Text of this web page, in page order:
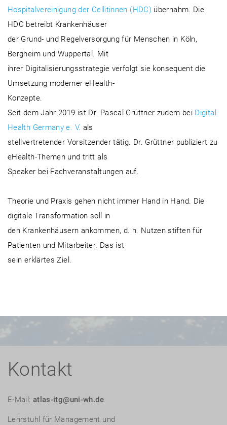
Hospitalvereinigung der Cellitinnen (HDC) übernahm. Die
HDC betreibt Krankenhäuser
der Grund- und Regelversorgung für Menschen in Köln,
Bergheim und Wuppertal. Mit
ihrer Digitalisierungsstrategie verfolgt sie konsequent die
Umsetzung moderner eHealth-
Konzepte.
Seit dem Jahr 2019 ist Dr. Pascal Grüttner zudem bei Digital
Health Germany e. V. als
stellvertretender Vorsitzender tätig. Dr. Grüttner publiziert zu
eHealth-Themen und tritt als
Speaker bei Fachveranstaltungen auf.
Theorie und Praxis gehen nicht immer Hand in Hand. Die
digitale Transformation soll in
den Krankenhäusern ankommen, d. h. Nutzen stiften für
Patienten und Mitarbeiter. Das ist
sein erklärtes Ziel.
Kontakt
E-Mail: atlas-itg@uni-wh.de
Lehrstuhl für Management und